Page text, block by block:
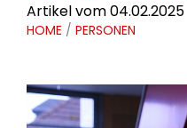
Artikel vom 04.02.2025
HOME / PERSONEN